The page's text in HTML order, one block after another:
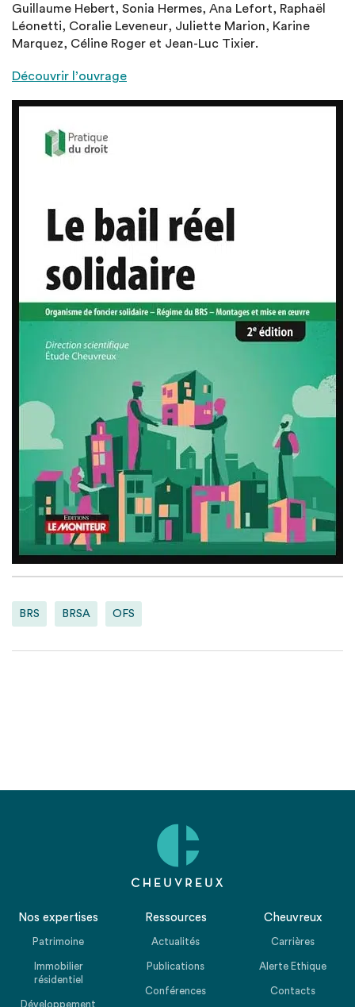
Guillaume Hebert, Sonia Hermes, Ana Lefort, Raphaël
Léonetti, Coralie Leveneur, Juliette Marion, Karine
Marquez, Céline Roger et Jean-Luc Tixier.
Découvrir l’ouvrage
BRS BRSA OFS
Nos expertises
Patrimoine
Immobilier
résidentiel
Développement
Ressources
Actualités
Publications
Conférences
Cheuvreux
Carrières
Alerte Ethique
Contacts